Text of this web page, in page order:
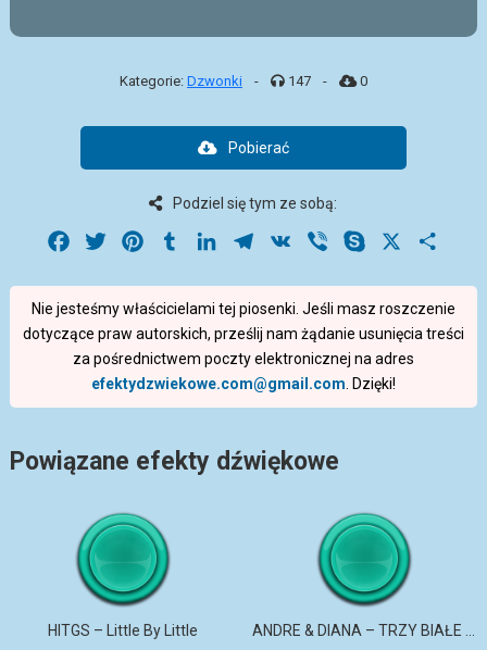
Kategorie: Dzwonki - 147 - 0
Pobierać
Podziel się tym ze sobą:
Facebook
Twitter PinterestTumblrLinkedInTelegram
VK Viber Skype
Nie jesteśmy właścicielami tej piosenki. Jeśli masz roszczenie
dotyczące praw autorskich, prześlij nam żądanie usunięcia treści
za pośrednictwem poczty elektronicznej na adres
efektydzwiekowe.com@gmail.com . Dzięki!
Powiązane efekty dźwiękowe
HITGS – Little By Little